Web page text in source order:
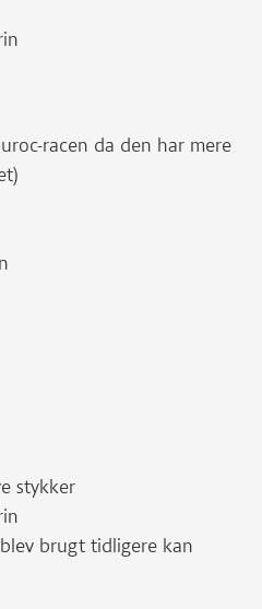
racen da den har mere
stykker
brugt tidligere kan